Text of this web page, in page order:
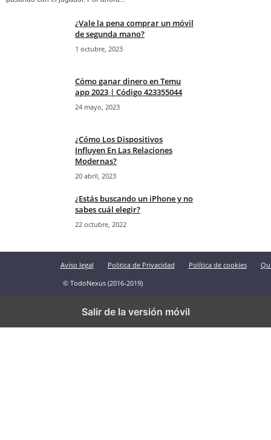
¿Vale la pena comprar un móvil
de segunda mano?
1 octubre, 2023
Cómo ganar dinero en Temu
app 2023 | Código 423355044
24 mayo, 2023
¿Cómo Los Dispositivos
Influyen En Las Relaciones
Modernas?
20 abril, 2023
¿Estás buscando un iPhone y no
sabes cuál elegir?
22 octubre, 2022
Aviso legal Politica de Privacidad Política de cookies
© TodoNexus (2016-2019)
Salir de la versión móvil